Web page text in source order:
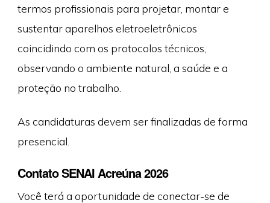
termos profissionais para projetar, montar e
sustentar aparelhos eletroeletrônicos
coincidindo com os protocolos técnicos,
observando o ambiente natural, a saúde e a
proteção no trabalho.
As candidaturas devem ser finalizadas de forma
presencial.
Contato SENAI Acreúna 2026
Você terá a oportunidade de conectar-se de